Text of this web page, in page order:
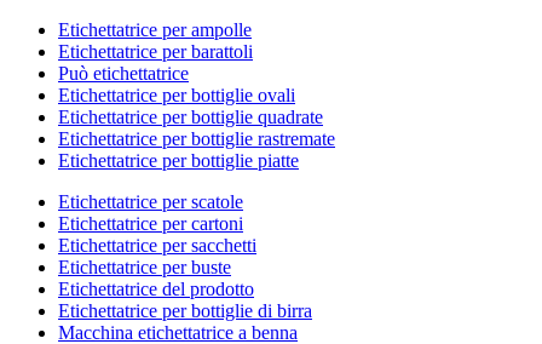
Etichettatrice per ampolle
Etichettatrice per barattoli
Può etichettatrice
Etichettatrice per bottiglie ovali
Etichettatrice per bottiglie quadrate
Etichettatrice per bottiglie rastremate
Etichettatrice per bottiglie piatte
Etichettatrice per scatole
Etichettatrice per cartoni
Etichettatrice per sacchetti
Etichettatrice per buste
Etichettatrice del prodotto
Etichettatrice per bottiglie di birra
Macchina etichettatrice a benna